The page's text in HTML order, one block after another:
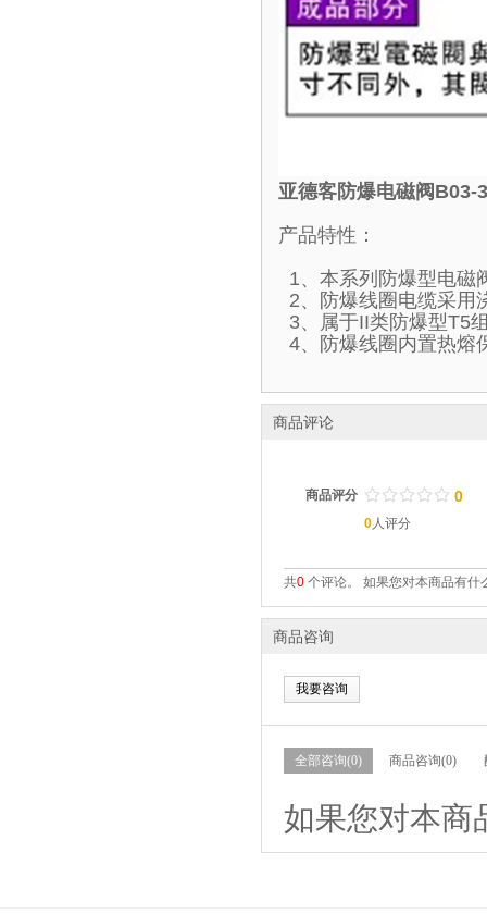
亚德客防爆电磁阀B03-
产品特性：
1、本系列防爆型电磁
2、防爆线圈电缆采用
3、属于II类防爆型T5
4、防爆线圈内置热熔
商品评论
商品评分 / / / / /
. . . . . 0
0人评分
共0 个评论。 如果您对本商品有什
商品咨询
我要咨询
全部咨询(0) 商品咨询(0)
如果您对本商